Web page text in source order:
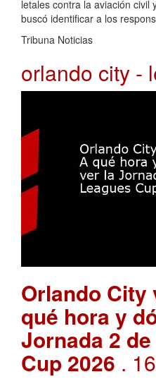
letales contra la aviación civil
buscó identificar a los
Tribuna Noticias
orlando city -
Orlando City
qué hora y
Jornada 2
Cup 2026 .